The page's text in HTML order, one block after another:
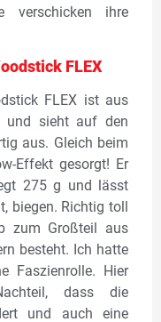
verschicken ihre
FLEX
FLEX ist aus
und sieht auf den
aus. Gleich beim
Effekt gesorgt! Er
275 g und lässt
biegen. Richtig toll
zum Großteil aus
besteht. Ich hatte
Faszienrolle. Hier
dass die
und auch eine